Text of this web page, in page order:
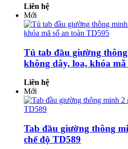
Liên hệ
Mới
Tủ tab đầu giường
không dây, loa, khóa
Liên hệ
Mới
Tab đầu giường thông
chế độ TD589